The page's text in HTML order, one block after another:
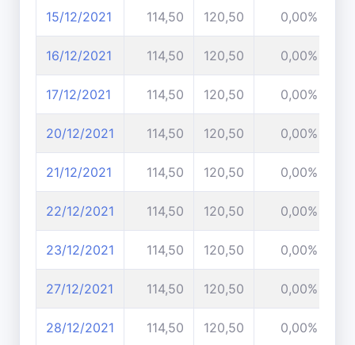
15/12/2021 114,50 120,50 0,00%
16/12/2021 114,50 120,50 0,00%
17/12/2021 114,50 120,50 0,00%
20/12/2021 114,50 120,50 0,00%
21/12/2021 114,50 120,50 0,00%
22/12/2021 114,50 120,50 0,00%
23/12/2021 114,50 120,50 0,00%
27/12/2021 114,50 120,50 0,00%
28/12/2021 114,50 120,50 0,00%